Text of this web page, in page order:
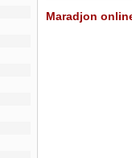
Maradjon